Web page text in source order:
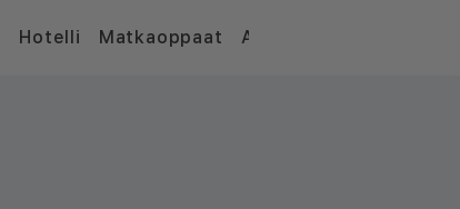
Hotelli Matkaoppaat Artikkelit